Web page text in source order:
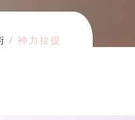
神力拉提